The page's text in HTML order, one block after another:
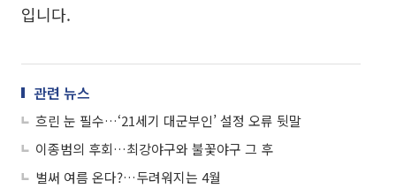
입니다.
관련 뉴스
흐린 눈 필수…‘21세기 대군부인’ 설정 오류 뒷말
이종범의 후회…최강야구와 불꽃야구 그 후
벌써 여름 온다?…두려워지는 4월